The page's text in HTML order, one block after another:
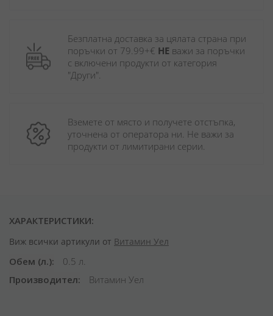
Безплатна доставка за цялата страна при
поръчки от 79.99+€ НЕ важи за поръчки
с включени продукти от категория
"Други".
Вземете от място и получете отстъпка,
уточнена от оператора ни. Не важи за
продукти от лимитирани серии.
ХАРАКТЕРИСТИКИ:
Виж всички артикули от Витамин Уел
Обем (л.)
0.5 л.
Производител
Витамин Уел